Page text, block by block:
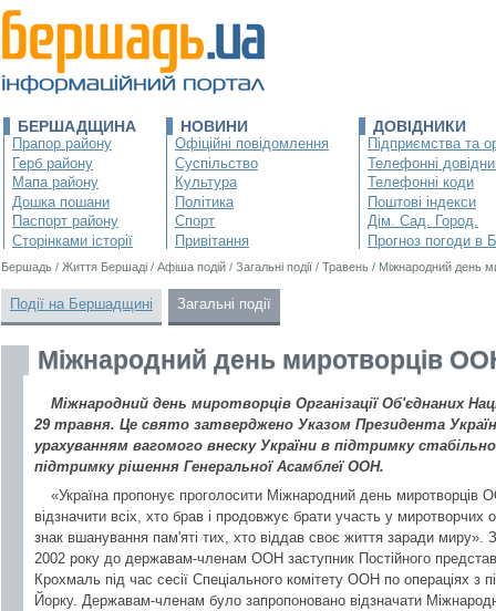
БЕРШАДЩИНА
Прапор району
Герб району
Мапа району
Дошка пошани
Паспорт району
Сторінками історії
НОВИНИ
Офіційні повідомлення
Суспільство
Культура
Політика
Спорт
Привітання
ДОВІДНИКИ
Підприємства та
Телефонні
Телефонні коди
Поштові індекси
Дім. Сад. Город.
Прогноз погоди в
Бершадь / Життя Бершаді / Афіша подій / Загальні події / Травень / Міжнародний день
Події на Бершадщині Загальні події
Міжнародний день миротворців
Міжнародний день миротворців Організації Об'єднаних
29 травня. Це свято затверджено Указом Президента
урахуванням вагомого внеску України в підтримку
підтримку рішення Генеральної Асамблеї ООН.
«Україна пропонує проголосити Міжнародний день миротворців
відзначити всіх, хто брав і продовжує брати участь у
знак вшанування пам'яті тих, хто віддав своє життя заради миру».
2002 року до державам-членам ООН заступник Постійного
Крохмаль під час сесії Спеціального комітету ООН по операціях
Йорку. Державам-членам було запропоновано відзначати